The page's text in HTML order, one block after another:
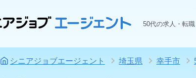
50代の求人・転
シニアジョブエージェント 埼玉県 幸手市